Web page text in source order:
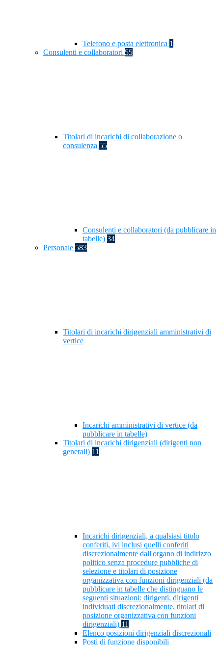
Telefono e posta elettronica 1
Consulenti e collaboratori 55
Titolari di incarichi di collaborazione o
consulenza 55
Consulenti e collaboratori (da pubblicare in
tabelle) 34
Personale 583
Titolari di incarichi dirigenziali amministrativi di
vertice
Incarichi amministrativi di vertice (da
pubblicare in tabelle)
Titolari di incarichi dirigenziali (dirigenti non
generali) 11
Incarichi dirigenziali, a qualsiasi titolo
conferiti, ivi inclusi quelli conferiti
discrezionalmente dall'organo di indirizzo
politico senza procedure pubbliche di
selezione e titolari di posizione
organizzativa con funzioni dirigenziali (da
pubblicare in tabelle che distinguano le
seguenti situazioni: dirigenti, dirigenti
individuati discrezionalmente, titolari di
posizione organizzativa con funzioni
dirigenziali) 11
Elenco posizioni dirigenziali discrezionali
Posti di funzione disponibili